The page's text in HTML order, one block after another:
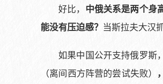
好比， 中俄关系是两个身
能没有压迫感？ 当斯拉夫大汉
如果中国公开支持俄罗斯
（离间西方阵营的尝试失败）